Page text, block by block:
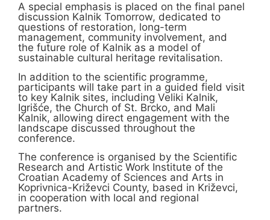
A special emphasis is placed on the final panel
discussion Kalnik Tomorrow, dedicated to
questions of restoration, long-term
management, community involvement, and
the future role of Kalnik as a model of
sustainable cultural heritage revitalisation.
In addition to the scientific programme,
participants will take part in a guided field visit
to key Kalnik sites, including Veliki Kalnik,
Igrišće, the Church of St. Brcko, and Mali
Kalnik, allowing direct engagement with the
landscape discussed throughout the
conference.
The conference is organised by the Scientific
Research and Artistic Work Institute of the
Croatian Academy of Sciences and Arts in
Koprivnica-Križevci County, based in Križevci,
in cooperation with local and regional
partners.